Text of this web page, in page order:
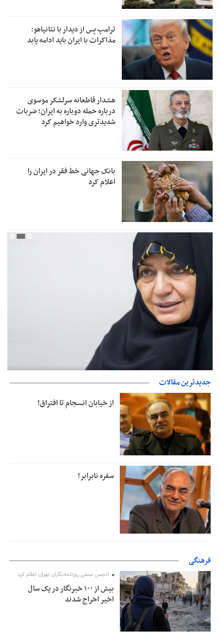
ترامپ پس از دیدار با نتانیاهو:
مذاکرات با ایران باید ادامه یابد
هشدار قاطعانه سرلشکر موسوی
درباره حمله دوباره به ایران؛ ضربات
شدیدتری وارد خواهیم کرد
بانک جهانی خط فقر در ایران را
اعلام کرد
صدورگواهینامه موتورسیکلت برای زنان؛ در آینده نزدیک/ تردد بانوان با
موتور به‌ صرفه‌تر است
جدیدترین مقالات
از خیابان انسجام تا افتراق!
سفره نابرابر!
فرهنگی
انجمن صنفی روزنامه‌نگاران تهران اعلام کرد
بیش از ۱۰۰ خبرنگار در یک سال
اخیر اخراج شدند